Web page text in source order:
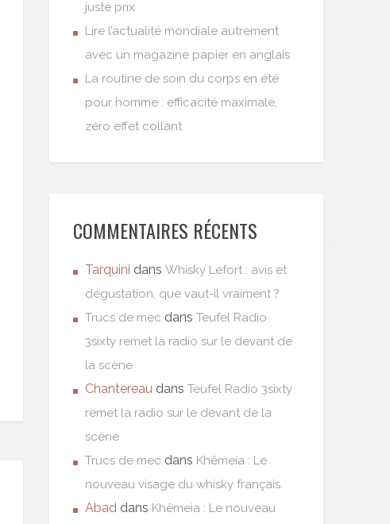
juste prix
Lire l’actualité mondiale autrement
avec un magazine papier en anglais
La routine de soin du corps en été
pour homme : efficacité maximale,
zéro effet collant
COMMENTAIRES RÉCENTS
Tarquini dans Whisky Lefort : avis et
dégustation, que vaut-il vraiment ?
Trucs de mec dans Teufel Radio
3sixty remet la radio sur le devant de
la scène
Chantereau dans Teufel Radio 3sixty
remet la radio sur le devant de la
scène
Trucs de mec dans Khêmeia : Le
nouveau visage du whisky français.
Abad dans Khêmeia : Le nouveau